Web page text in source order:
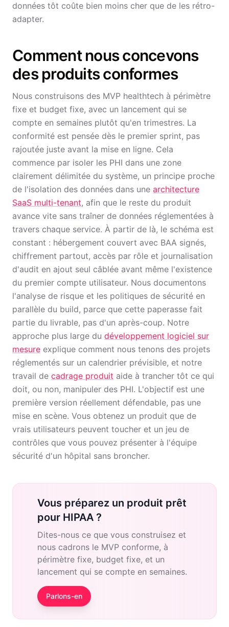
données tôt coûte bien moins cher que de les rétro-
adapter.
Comment nous concevons
des produits conformes
Nous construisons des MVP healthtech à périmètre
fixe et budget fixe, avec un lancement qui se
compte en semaines plutôt qu'en trimestres. La
conformité est pensée dès le premier sprint, pas
rajoutée juste avant la mise en ligne. Cela
commence par isoler les PHI dans une zone
clairement délimitée du système, un principe proche
de l'isolation des données dans une architecture
SaaS multi-tenant, afin que le reste du produit
avance vite sans traîner de données réglementées à
travers chaque service. À partir de là, le schéma est
constant : hébergement couvert avec BAA signés,
chiffrement partout, accès par rôle et journalisation
d'audit en ajout seul câblée avant même l'existence
du premier compte utilisateur. Nous documentons
l'analyse de risque et les politiques de sécurité en
parallèle du build, parce que cette paperasse fait
partie du livrable, pas d'un après-coup. Notre
approche plus large du développement logiciel sur
mesure explique comment nous tenons des projets
réglementés sur un calendrier prévisible, et notre
travail de cadrage produit aide à trancher tôt ce qui
doit, ou non, manipuler des PHI. L'objectif est une
première version réellement défendable, pas une
mise en scène. Vous obtenez un produit que de
vrais utilisateurs peuvent toucher et un jeu de
contrôles que vous pouvez présenter à l'équipe
sécurité d'un hôpital sans broncher.
Vous préparez un produit prêt
pour HIPAA ?
Dites-nous ce que vous construisez et
nous cadrons le MVP conforme, à
périmètre fixe, budget fixe, et un
lancement qui se compte en semaines.
Parlons-en